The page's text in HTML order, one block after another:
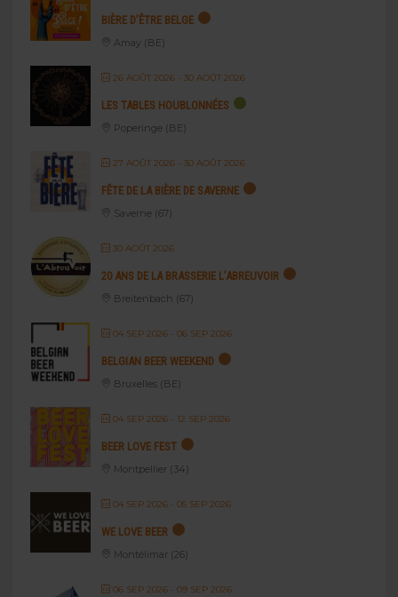
BIÈRE D’ÊTRE BELGE
Amay (BE)
26 AOÛT 2026- 30 AOÛT 2026
LES TABLES HOUBLONNÉES
Poperinge (BE)
27 AOÛT 2026- 30 AOÛT 2026
FÊTE DE LA BIÈRE DE SAVERNE
Saverne (67)
30 AOÛT 2026
20 ANS DE LA BRASSERIE L’ABREUVOIR
Breitenbach (67)
04 SEP 2026- 06 SEP 2026
BELGIAN BEER WEEKEND
Bruxelles (BE)
04 SEP 2026- 12 SEP 2026
BEER LOVE FEST
Montpellier (34)
04 SEP 2026- 05 SEP 2026
WE LOVE BEER
Montélimar (26)
06 SEP 2026- 09 SEP 2026